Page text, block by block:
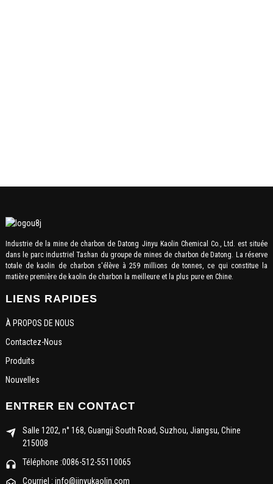
Industrie de la mine de charbon de Datong Jinyu Kaolin Chemical Co., Ltd. est située
dans le parc industriel Tashan du groupe de mines de charbon de Datong. La réserve
totale de kaolin de charbon s'élève à 259 millions de tonnes, ce qui constitue la
matière première de kaolin de charbon la meilleure et la plus pure en Chine.
LIENS RAPIDES
À PROPOS DE NOUS
Contactez-Nous
Produits
Nouvelles
ENTRER EN CONTACT
Salle 1202, n° 168, Guangji South Road, Suzhou, Jiangsu, Chine
215008
Téléphone :0086-512-55110065
Courriel : info@jinyukaolin.com